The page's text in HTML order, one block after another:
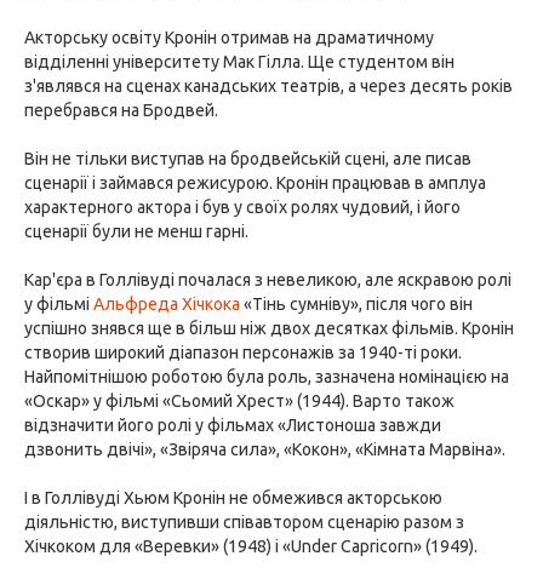
Акторську освіту Кронін отримав на драматичному
відділенні університету Мак Гілла. Ще студентом він
з'являвся на сценах канадських театрів, а через десять років
перебрався на Бродвей.
Він не тільки виступав на бродвейській сцені, але писав
сценарії і займався режисурою. Кронін працював в амплуа
характерного актора і був у своїх ролях чудовий, і його
сценарії були не менш гарні.
Кар'єра в Голлівуді почалася з невеликою, але яскравою ролі
у фільмі Альфреда Хічкока «Тінь сумніву», після чого він
успішно знявся ще в більш ніж двох десятках фільмів. Кронін
створив широкий діапазон персонажів за 1940-ті роки.
Найпомітнішою роботою була роль, зазначена номінацією на
«Оскар» у фільмі «Сьомий Хрест» (1944). Варто також
відзначити його ролі у фільмах «Листоноша завжди
дзвонить двічі», «Звіряча сила», «Кокон», «Кімната Марвіна».
І в Голлівуді Хьюм Кронін не обмежився акторською
діяльністю, виступивши співавтором сценарію разом з
Хічкоком для «Веревки» (1948) і «Under Capricorn» (1949).